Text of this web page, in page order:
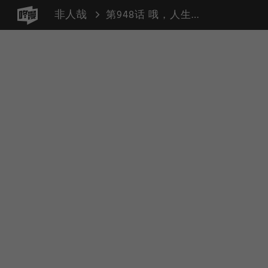
非人哉 第948话 哦，人生，宇宙，一切都是多么神秘和奥妙！